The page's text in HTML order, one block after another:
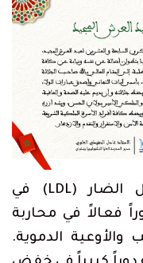
خفض مستويات الكوليسترول الضار (LDL) في
فعالاً في محاربة
الدموية.